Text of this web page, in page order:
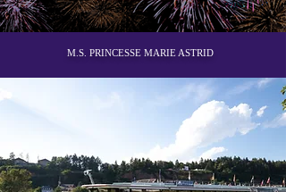
M.S. PRINCESSE MARIE ASTRID